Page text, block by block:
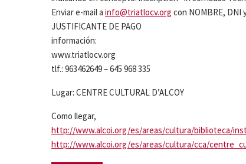
Enviar e-mail a info@triatlocv.org con NOMBRE, DNI
JUSTIFICANTE DE PAGO
información:
www.triatlocv.org
tlf.: 963462649 – 645 968 335
Lugar: CENTRE CULTURAL D’ALCOY
Como llegar,
http://www.alcoi.org/es/areas/cultura/biblioteca/
http://www.alcoi.org/es/areas/cultura/cca/